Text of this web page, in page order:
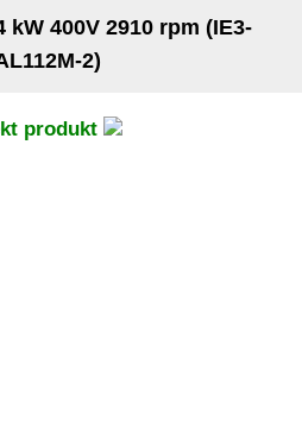
400V 2910 rpm (IE3-
2)
produkt